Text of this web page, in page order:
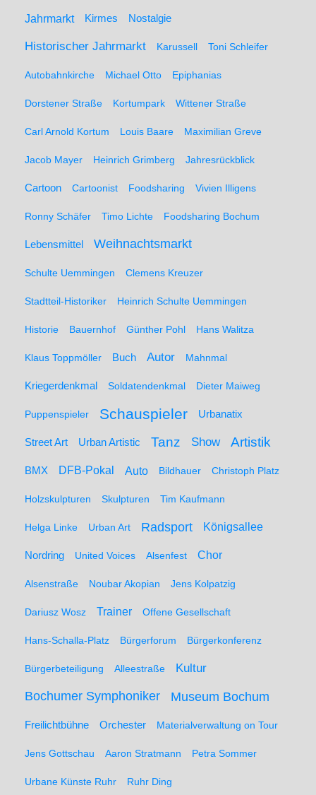
Jahrmarkt Kirmes Nostalgie
Historischer Jahrmarkt Karussell Toni Schleifer
Autobahnkirche Michael Otto Epiphanias
Dorstener Straße Kortumpark Wittener Straße
Carl Arnold Kortum Louis Baare Maximilian Greve
Jacob Mayer Heinrich Grimberg Jahresrückblick
Cartoon Cartoonist Foodsharing Vivien Illigens
Ronny Schäfer Timo Lichte Foodsharing Bochum
Lebensmittel Weihnachtsmarkt
Schulte Uemmingen Clemens Kreuzer
Stadtteil-Historiker Heinrich Schulte Uemmingen
Historie Bauernhof Günther Pohl Hans Walitza
Klaus Toppmöller Buch Autor Mahnmal
Kriegerdenkmal Soldatendenkmal Dieter Maiweg
Puppenspieler Schauspieler Urbanatix
Street Art Urban Artistic Tanz Show Artistik
BMX DFB-Pokal Auto Bildhauer Christoph Platz
Holzskulpturen Skulpturen Tim Kaufmann
Helga Linke Urban Art Radsport Königsallee
Nordring United Voices Alsenfest Chor
Alsenstraße Noubar Akopian Jens Kolpatzig
Dariusz Wosz Trainer Offene Gesellschaft
Hans-Schalla-Platz Bürgerforum Bürgerkonferenz
Bürgerbeteiligung Alleestraße Kultur
Bochumer Symphoniker Museum Bochum
Freilichtbühne Orchester Materialverwaltung on Tour
Jens Gottschau Aaron Stratmann Petra Sommer
Urbane Künste Ruhr Ruhr Ding